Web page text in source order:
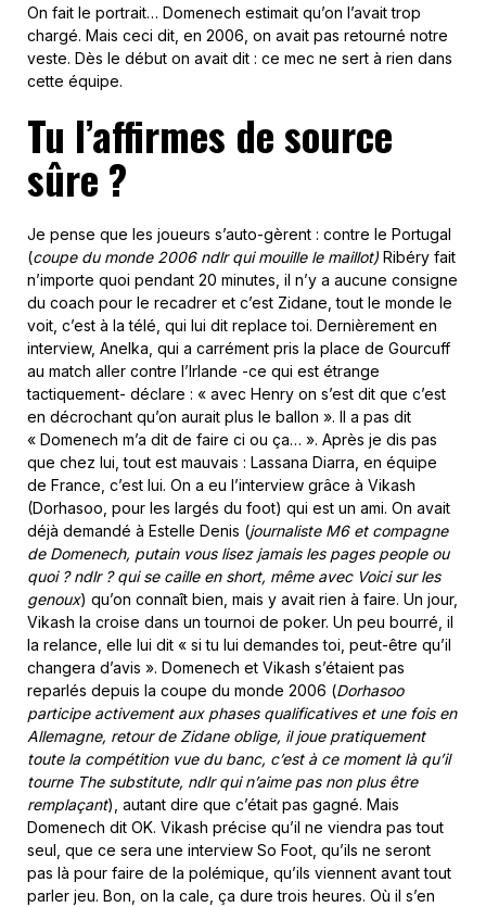
On fait le portrait… Domenech estimait qu’on l’avait trop
chargé. Mais ceci dit, en 2006, on avait pas retourné notre
veste. Dès le début on avait dit : ce mec ne sert à rien dans
cette équipe.
Tu l’affirmes de source
sûre ?
Je pense que les joueurs s’auto-gèrent : contre le Portugal
(coupe du monde 2006 ndlr qui mouille le maillot) Ribéry fait
n’importe quoi pendant 20 minutes, il n’y a aucune consigne
du coach pour le recadrer et c’est Zidane, tout le monde le
voit, c’est à la télé, qui lui dit replace toi. Dernièrement en
interview, Anelka, qui a carrément pris la place de Gourcuff
au match aller contre l’Irlande -ce qui est étrange
tactiquement- déclare : « avec Henry on s’est dit que c’est
en décrochant qu’on aurait plus le ballon ». Il a pas dit
« Domenech m’a dit de faire ci ou ça… ». Après je dis pas
que chez lui, tout est mauvais : Lassana Diarra, en équipe
de France, c’est lui. On a eu l’interview grâce à Vikash
(Dorhasoo, pour les largés du foot) qui est un ami. On avait
déjà demandé à Estelle Denis (journaliste M6 et compagne
de Domenech, putain vous lisez jamais les pages people ou
quoi ? ndlr ? qui se caille en short, même avec Voici sur les
genoux) qu’on connaît bien, mais y avait rien à faire. Un jour,
Vikash la croise dans un tournoi de poker. Un peu bourré, il
la relance, elle lui dit « si tu lui demandes toi, peut-être qu’il
changera d’avis ». Domenech et Vikash s’étaient pas
reparlés depuis la coupe du monde 2006 (Dorhasoo
participe activement aux phases qualificatives et une fois en
Allemagne, retour de Zidane oblige, il joue pratiquement
toute la compétition vuedu banc, c’est à ce moment là qu’il
tourne The substitute, ndlr qui n’aime pas non plus être
remplaçant), autant dire que c’était pas gagné. Mais
Domenech dit OK. Vikash précise qu’il ne viendra pas tout
seul, que ce sera une interview So Foot, qu’ils ne seront
pas là pour faire de la polémique, qu’ils viennent avant tout
parler jeu. Bon, on la cale, ça dure trois heures. Où il s’en